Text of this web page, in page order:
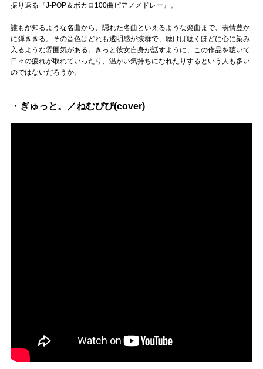
振り返る『J-POP＆ボカロ100曲ピアノメドレー』。
誰もが知るような名曲から、隠れた名曲といえるような楽曲まで、表情豊か
に弾ききる。その音色はどれも透明感が抜群で、聴けば聴くほどに心に染み
入るような雰囲気がある。きっと彼女自身が話すように、この作品を聴いて
日々の疲れが取れていったり、温かい気持ちになれたりするという人も多い
のではないだろうか。
・ぎゅっと。／ねむぴぴ(cover)